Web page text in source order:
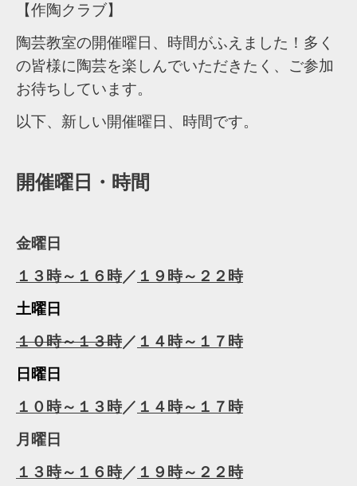
【作陶クラブ】
陶芸教室の開催曜日、時間がふえました！多く
の皆様に陶芸を楽しんでいただきたく、ご参加
お待ちしています。
以下、新しい開催曜日、時間です。
開催曜日・時間
金曜日
１３時～１６時／ １９時～２２時
土曜日
１０時～１３時／ １４時～１７時
日曜日
１０時～１３時／ １４時～１７時
月曜日
１３時～１６時／ １９時～２２時